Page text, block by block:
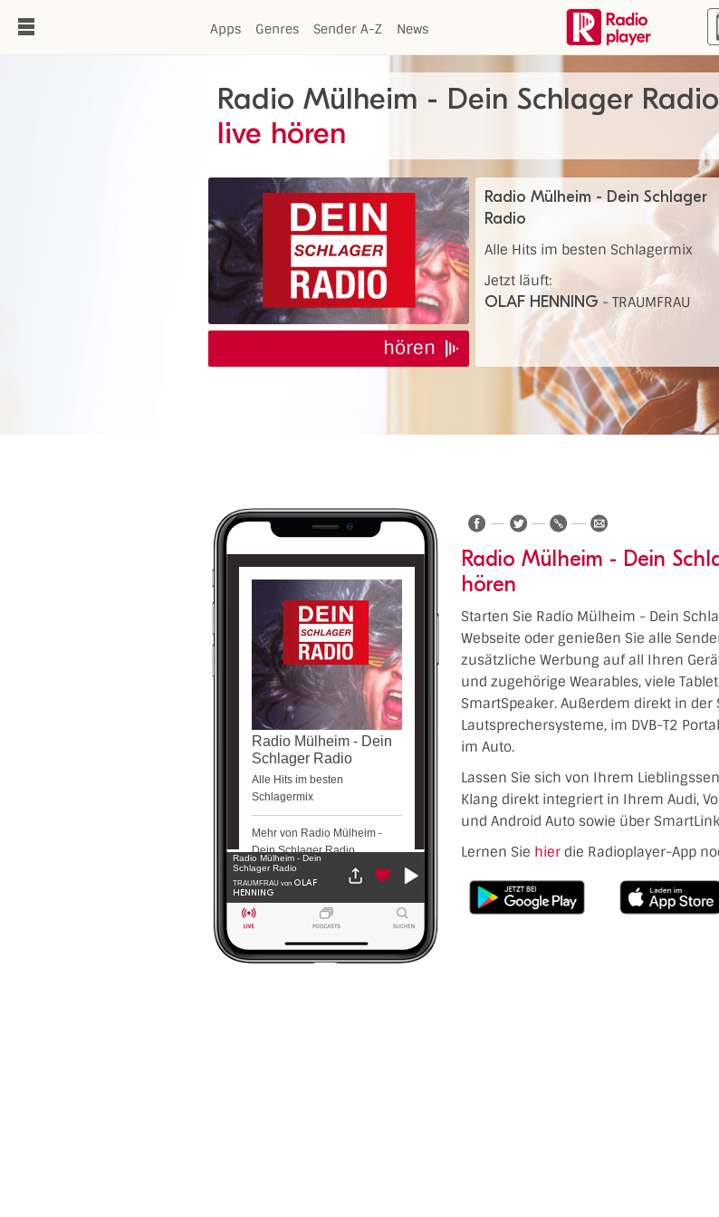
Apps Genres Sender A-Z News
Radio Mülheim - Dein Schlager Radio
live hören
hören
Radio Mülheim - Dein Schlager
Radio
Alle Hits im besten Schlagermix
Jetzt läuft:
OLAF HENNING - TRAUMFRAU
Radio Mülheim - Dein
Schlager Radio
Alle Hits im besten
Schlagermix
Mehr von Radio Mülheim -
Dein Schlager Radio
Radio Mülheim - Dein
Schlager Radio
TRAUMFRAU von OLAF
HENNING
Radio Mülheim - Dein
hören
Starten Sie Radio Mülheim - Dein
Webseite oder genießen Sie alle
zusätzliche Werbung auf all Ihren
und zugehörige Wearables, viele
SmartSpeaker. Außerdem direkt in der
Lautsprechersysteme, im DVB-T2
im Auto.
Lassen Sie sich von Ihrem
Klang direkt integriert in Ihrem Audi,
und Android Auto sowie über
Lernen Sie hier die Radioplayer-App